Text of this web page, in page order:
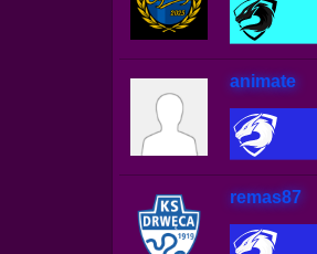
animate
remas87